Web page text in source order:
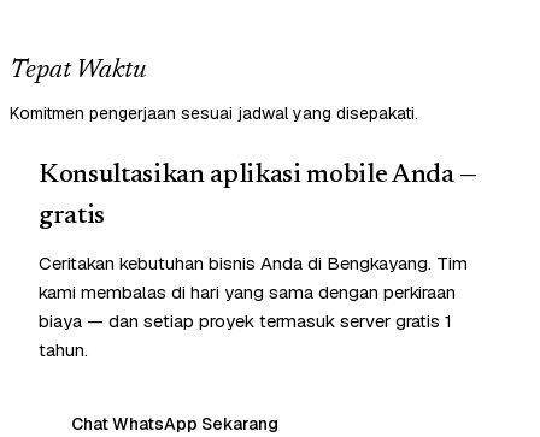
Tepat Waktu
Komitmen pengerjaan sesuai jadwal yang disepakati.
Konsultasikan aplikasi mobile Anda —
gratis
Ceritakan kebutuhan bisnis Anda di Bengkayang. Tim
kami membalas di hari yang sama dengan perkiraan
biaya — dan setiap proyek termasuk server gratis 1
tahun.
Chat WhatsApp Sekarang